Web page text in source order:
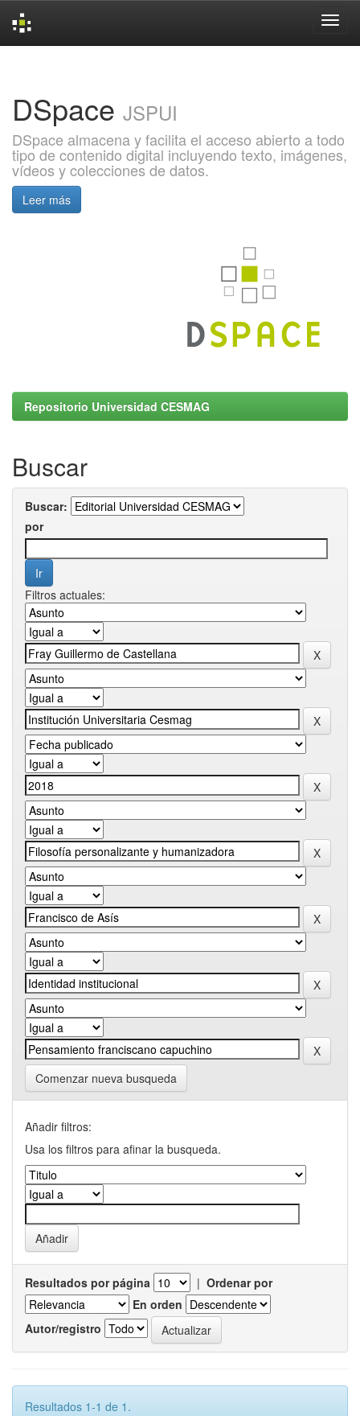
DSpace JSPUI
DSpace almacena y facilita el acceso abierto a todo
tipo de contenido digital incluyendo texto, imágenes,
vídeos y colecciones de datos.
Leer más
Repositorio Universidad CESMAG
Buscar
Buscar:
por
Filtros actuales:
Comenzar nueva busqueda
Añadir filtros:
Usa los filtros para afinar la busqueda.
Resultados por página | Ordenar por
En orden
Autor/registro
Resultados 1-1 de 1.